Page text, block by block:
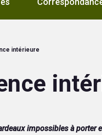
intérieure
impossibles à